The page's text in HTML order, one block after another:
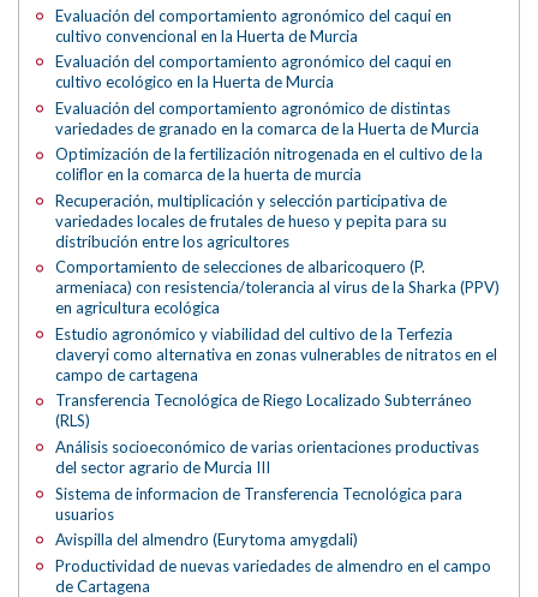
Evaluación del comportamiento agronómico del caqui en
cultivo convencional en la Huerta de Murcia
Evaluación del comportamiento agronómico del caqui en
cultivo ecológico en la Huerta de Murcia
Evaluación del comportamiento agronómico de distintas
variedades de granado en la comarca de la Huerta de Murcia
Optimización de la fertilización nitrogenada en el cultivo de la
coliflor en la comarca de la huerta de murcia
Recuperación, multiplicación y selección participativa de
variedades locales de frutales de hueso y pepita para su
distribución entre los agricultores
Comportamiento de selecciones de albaricoquero (P.
armeniaca) con resistencia/tolerancia al virus de la Sharka (PPV)
en agricultura ecológica
Estudio agronómico y viabilidad del cultivo de la Terfezia
claveryi como alternativa en zonas vulnerables de nitratos en el
campo de cartagena
Transferencia Tecnológica de Riego Localizado Subterráneo
(RLS)
Análisis socioeconómico de varias orientaciones productivas
del sector agrario de Murcia III
Sistema de informacion de Transferencia Tecnológica para
usuarios
Avispilla del almendro (Eurytoma amygdali)
Productividad de nuevas variedades de almendro en el campo
de Cartagena